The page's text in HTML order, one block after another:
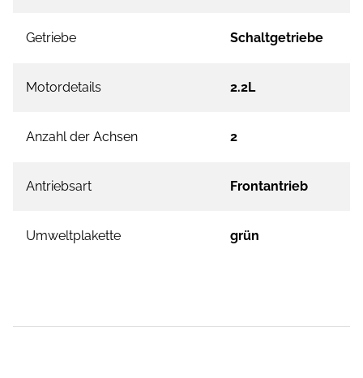
Getriebe Schaltgetriebe
Motordetails 2.2L
Anzahl der Achsen 2
Antriebsart Frontantrieb
Umweltplakette grün